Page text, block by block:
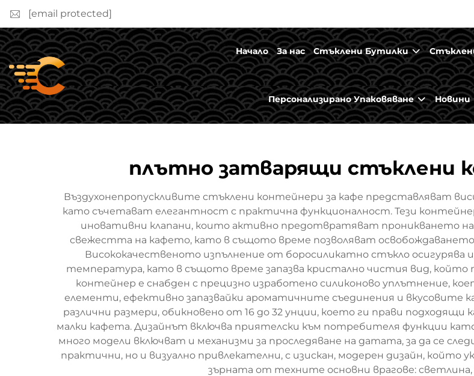
[email protected]
Начало За нас Стъклени Бутилки
Персонализирано Упаковяване Новини
плътно затварящи стъклени
Въздухонепропускливите стъклени контейнери за кафе представляват
като съчетават елегантност с практична функционалност. Тези
иновативни клапани, които активно предотвратяват проникването на
свежестта на кафето, като в същото време позволяват
Висококачественото изпълнение от боросиликатно стъкло
температура, като в същото време запазва кристално чистия вид, който
контейнер е снабден с прецизно изработено силиконово уплътнение,
елементи, ефективно запазвайки ароматичните съединения и вкусовите
различни размери, обикновено от 16 до 32 унции, което ги прави
малки кафета. Дизайнът включва приятелски към потребителя функции
много модели включват и механизми за проследяване на датата, за да се
практични, но и визуално привлекателни, с изискан, модерен дизайн, който
зърната от техните основни врагове: светлина,